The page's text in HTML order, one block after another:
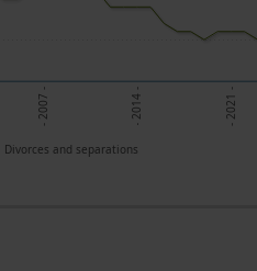
- 2007 - - 2014 - - 2021 -
Divorces and separations